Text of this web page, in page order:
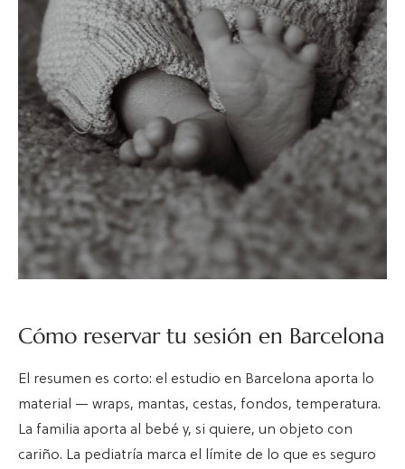
Cómo reservar tu sesión en Barcelona
El resumen es corto: el estudio en Barcelona aporta lo
material — wraps, mantas, cestas, fondos, temperatura.
La familia aporta al bebé y, si quiere, un objeto con
cariño. La pediatría marca el límite de lo que es seguro